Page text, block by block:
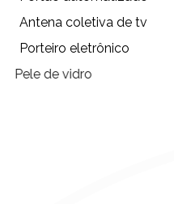
Antena coletiva de tv
Porteiro eletrônico
Pele de vidro